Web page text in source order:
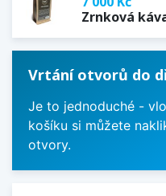
Zrnková
Vrtání otvorů do
Je to jednoduché -
košíku si můžete
otvory.